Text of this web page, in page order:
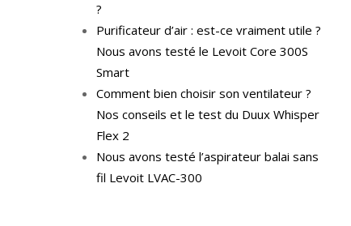
?
Purificateur d’air : est-ce vraiment utile ?
Nous avons testé le Levoit Core 300S
Smart
Comment bien choisir son ventilateur ?
Nos conseils et le test du Duux Whisper
Flex 2
Nous avons testé l’aspirateur balai sans
fil Levoit LVAC-300